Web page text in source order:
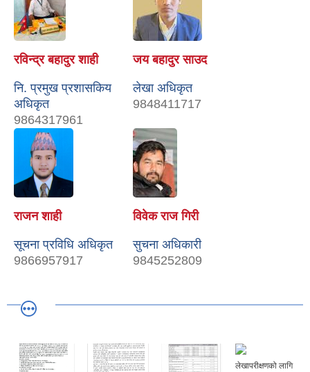
रविन्द्र बहादुर शाही
नि. प्रमुख प्रशासकिय
अधिकृत
9864317961
जय बहादुर साउद
लेखा अधिकृत
9848411717
राजन शाही
सूचना प्रविधि अधिकृत
9866957917
विवेक राज गिरी
सुचना अधिकारी
9845252809
लेखापरीक्षणको लागि